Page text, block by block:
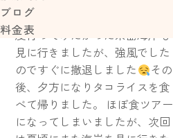
ブログ
料金表
イスやプリンを食べました！１
度行ってみたかった糸島海岸も
見に行きましたが、強風でした
のですぐに撤退しました
その
後、夕方になりタコライスを食
べて帰りました。 ほぼ食ツアー
になってしまいましたが、次回